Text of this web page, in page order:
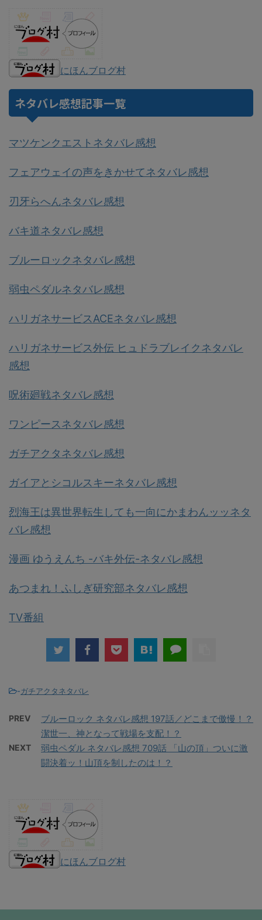
にほんブログ村
ネタバレ感想記事一覧
マツケンクエストネタバレ感想
フェアウェイの声をきかせてネタバレ感想
刃牙らへんネタバレ感想
バキ道ネタバレ感想
ブルーロックネタバレ感想
弱虫ペダルネタバレ感想
ハリガネサービスACEネタバレ感想
ハリガネサービス外伝 ヒュドラブレイクネタバレ
感想
呪術廻戦ネタバレ感想
ワンピースネタバレ感想
ガチアクタネタバレ感想
ガイアとシコルスキーネタバレ感想
烈海王は異世界転生しても一向にかまわんッッネタ
バレ感想
漫画 ゆうえんち -バキ外伝-ネタバレ感想
あつまれ！ふしぎ研究部ネタバレ感想
TV番組
-ガチアクタネタバレ
PREV
ブルーロック ネタバレ感想 197話／どこまで傲慢！？
潔世一、神となって戦場を支配！？
NEXT
弱虫ペダル ネタバレ感想 709話 「山の頂」ついに激
闘決着ッ！山頂を制したのは！？
にほんブログ村